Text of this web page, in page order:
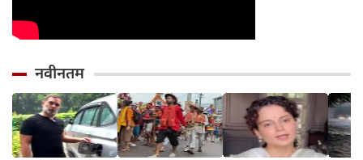
नवीनतम